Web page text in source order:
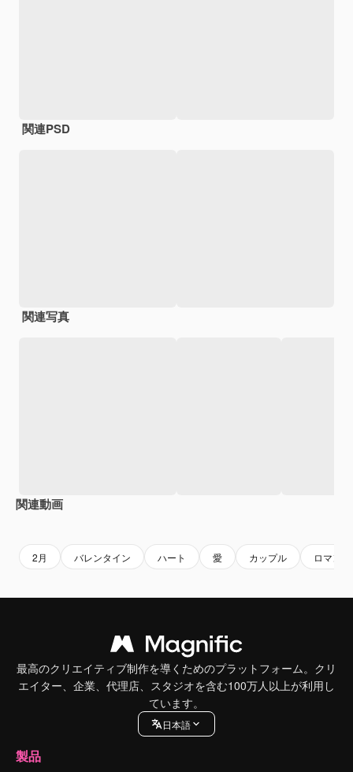
関連PSD
関連写真
関連動画
2月 バレンタイン ハート 愛 カップル ロマン
最高のクリエイティブ制作を導くためのプラットフォーム。クリ
エイター、企業、代理店、スタジオを含む100万人以上が利用し
ています。
日本語
製品